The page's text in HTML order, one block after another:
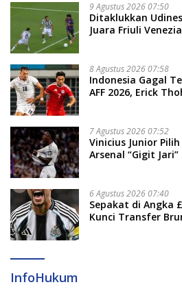
9 Agustus 2026 07:50
Ditaklukkan
Juara Friuli
8 Agustus 2026 07:58
Indonesia Gagal
AFF 2026, Erick
7 Agustus 2026 07:52
Vinicius Junior
Arsenal “Gigit Jari”
6 Agustus 2026 07:40
Sepakat di Angka
Kunci Transfer
InfoHukum